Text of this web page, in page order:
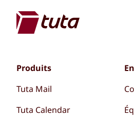
Produits
Tuta Mail
Tuta Calendar